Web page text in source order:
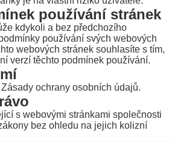
používání stránek
kdykoli a bez předchozího
používání svých webových
webových stránek souhlasíte s tím,
verzí těchto podmínek používání.
ochrany osobních údajů.
s webovými stránkami společnosti
bez ohledu na jejich kolizní